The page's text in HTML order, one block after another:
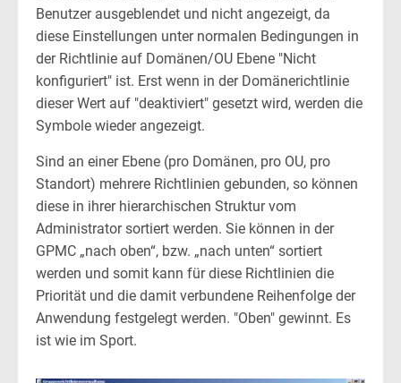
Benutzer ausgeblendet und nicht angezeigt, da
diese Einstellungen unter normalen Bedingungen in
der Richtlinie auf Domänen/OU Ebene "Nicht
konfiguriert" ist. Erst wenn in der Domänerichtlinie
dieser Wert auf "deaktiviert" gesetzt wird, werden die
Symbole wieder angezeigt.
Sind an einer Ebene (pro Domänen, pro OU, pro
Standort) mehrere Richtlinien gebunden, so können
diese in ihrer hierarchischen Struktur vom
Administrator sortiert werden. Sie können in der
GPMC „nach oben“, bzw. „nach unten“ sortiert
werden und somit kann für diese Richtlinien die
Priorität und die damit verbundene Reihenfolge der
Anwendung festgelegt werden. "Oben" gewinnt. Es
ist wie im Sport.